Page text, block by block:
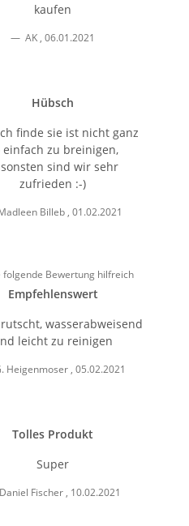
kaufen
AK, 06.01.2021
Hübsch
finde sie ist nicht ganz
einfach zu breinigen,
sind wir sehr
zufrieden :-)
Billeb, 01.02.2021
folgende Bewertung hilfreich
Empfehlenswert
wasserabweisend
leicht zu reinigen
Heigenmoser, 05.02.2021
Tolles Produkt
Super
Daniel Fischer, 10.02.2021